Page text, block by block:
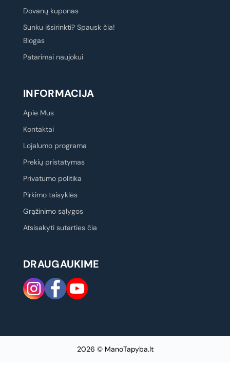
Dovanų kuponas
Sunku išsirinkti? Spausk čia!
Blogas
Patarimai naujokui
INFORMACIJA
Apie Mus
Kontaktai
Lojalumo programa
Prekių pristatymas
Privatumo politika
Pirkimo taisyklės
Grąžinimo sąlygos
Atsisakyti sutarties čia
DRAUGAUKIME
2026 © ManoTapyba.lt